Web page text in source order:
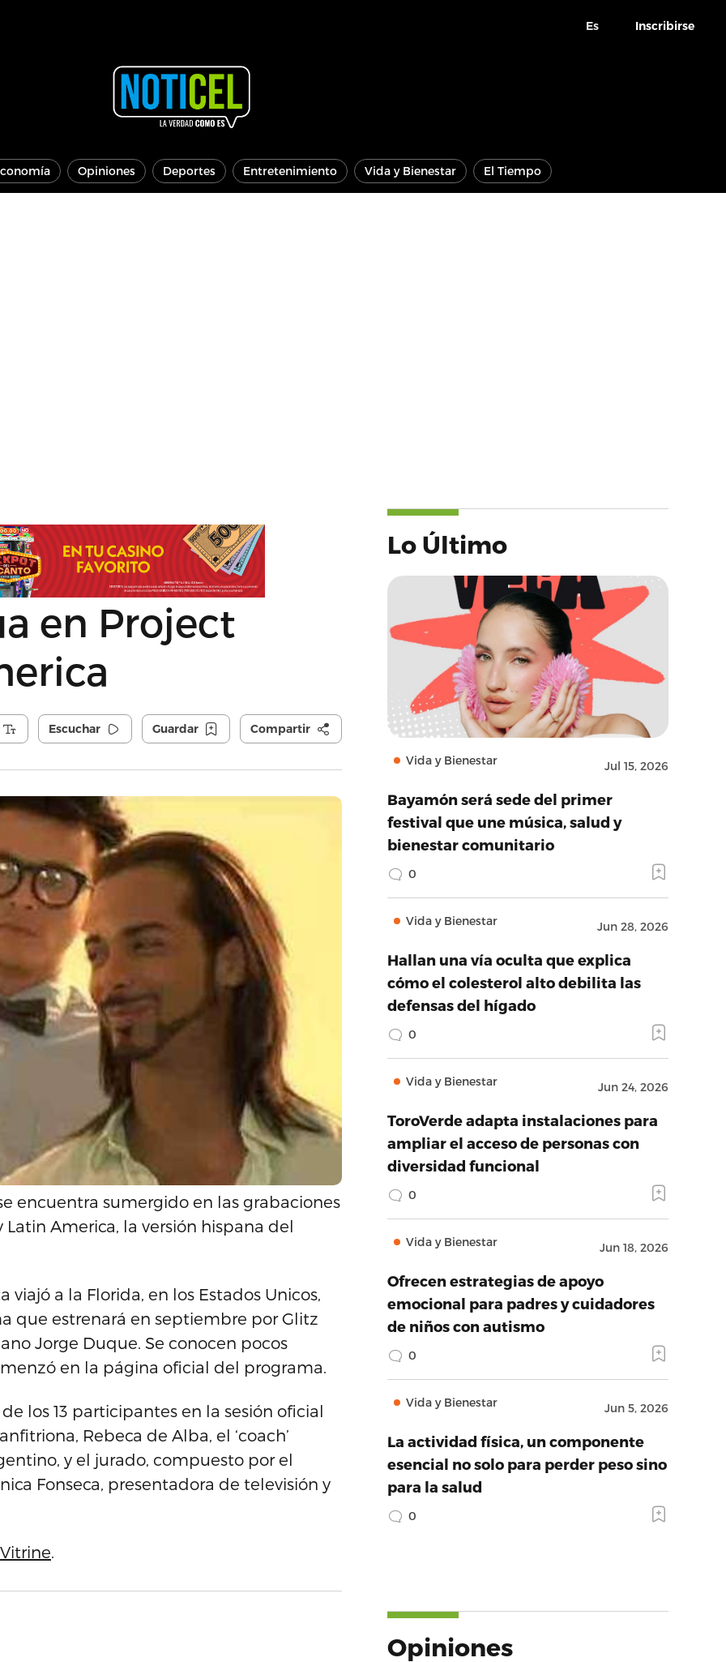
Es Inscribirse
Opiniones Deportes Entretenimiento Vida y Bienestar El Tiempo
en Project
Escuchar Guardar Compartir
encuentra sumergido en las grabaciones
America, la versión hispana del
a la Florida, en los Estados Unicos,
que estrenará en septiembre por Glitz
Jorge Duque. Se conocen pocos
en la página oficial del programa.
los 13 participantes en la sesión oficial
Rebeca de Alba, el ‘coach’
y el jurado, compuesto por el
Fonseca, presentadora de televisión y
.
Lo Último
Vida y Bienestar Jul 15, 2026
Bayamón será sede del primer
festival que une música, salud y
bienestar comunitario
0
Vida y Bienestar Jun 28, 2026
Hallan una vía oculta que explica
cómo el colesterol alto debilita las
defensas del hígado
0
Vida y Bienestar Jun 24, 2026
ToroVerde adapta instalaciones para
ampliar el acceso de personas con
diversidad funcional
0
Vida y Bienestar Jun 18, 2026
Ofrecen estrategias de apoyo
emocional para padres y cuidadores
de niños con autismo
0
Vida y Bienestar Jun 5, 2026
La actividad física, un componente
esencial no solo para perder peso sino
para la salud
0
Opiniones